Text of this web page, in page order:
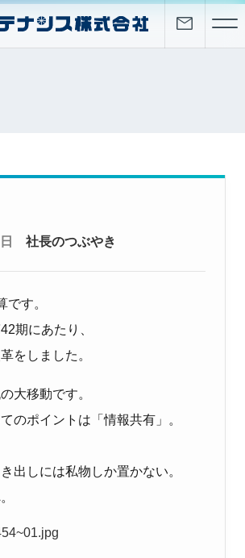
社長のつぶやき
です。
期にあたり、
をしました。
大移動です。
のポイントは「情報共有」。
出しには私物しか置かない。